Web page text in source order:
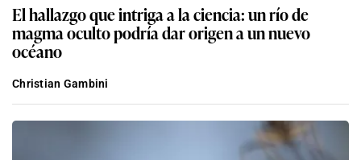
El hallazgo que intriga a la ciencia: un río de
magma oculto podría dar origen a un nuevo
océano
Christian Gambini